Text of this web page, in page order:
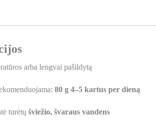
arba lengvai pašildytą
80 g 4–5 kartus per dieną
turėtų šviežio, švaraus vandens